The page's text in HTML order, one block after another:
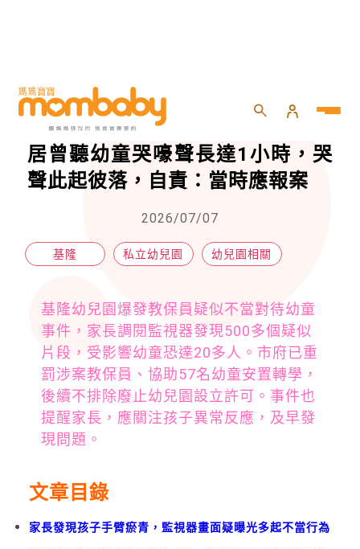
HOME 兒童 幼兒園相關
基隆幼兒園不當對待幼童事件，鄰
居曾聽幼童哭嚎聲長達1小時，哭
聲此起彼落，自責：當時應報案
2026/07/07
基隆 私立幼兒園 幼兒園相關
基隆幼兒園爆發教保員疑似不當對待幼童
事件，家長調閱監視器發現500多個疑似
片段，受影響幼童恐達20多人。市府已重
罰涉案教保員、協助57名幼童安置轉學，
後續不排除廢止幼兒園設立許可。事件也
提醒家長，應關注孩子異常反應，及早發
現問題。
文章目錄
家長發現孩子手臂瘀青，監視器畫面疑曝光多起不當行為